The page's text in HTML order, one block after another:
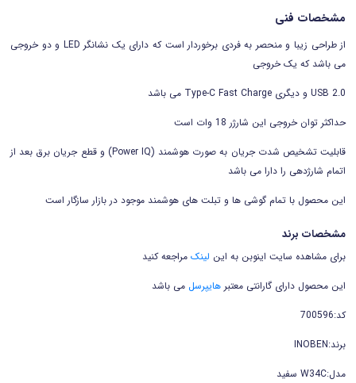
مشخصات فنی
از طراحی زیبا و منحصر به فردی برخوردار است که دارای یک نشانگر LED و
دو خروجی
می باشد که یک خروجی
2.0 USB و دیگری
Type-C Fast Charge می باشد
حداکثر توان خروجی این شارژر 18 وات است
قابلیت تشخیص شدت جریان به صورت هوشمند (Power IQ) و قطع جریان برق بعد از
اتمام شارژدهی را دارا می باشد
این محصول با تمام گوشی ها و تبلت های هوشمند موجود در بازار سازگار است
مشخصات برند
برای مشاهده سایت اینوبن به این لینک مراجعه کنید
این محصول دارای گارانتی معتبر هایپرسل می باشد
کد:700596
برند:INOBEN
مدل:W34C سفید